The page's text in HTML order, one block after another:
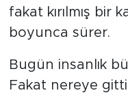
fakat kırılmış bir
boyunca sürer.
Bugün insanlık
Fakat nereye
ALINTI